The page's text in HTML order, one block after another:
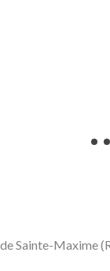
Sainte-Maxime